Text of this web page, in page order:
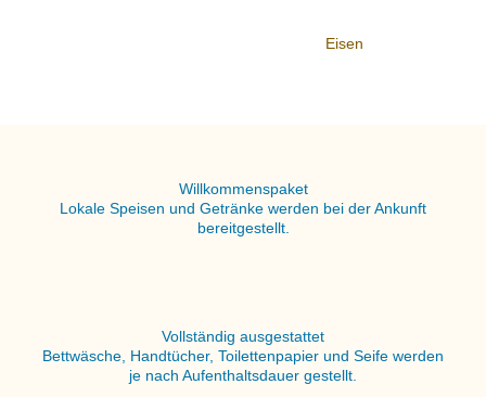
Eisen
Willkommenspaket
Lokale Speisen und Getränke werden bei der Ankunft
bereitgestellt.
Vollständig ausgestattet
Bettwäsche, Handtücher, Toilettenpapier und Seife werden
je nach Aufenthaltsdauer gestellt.